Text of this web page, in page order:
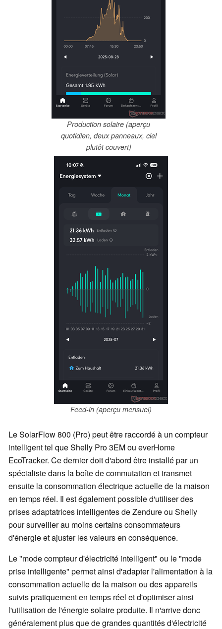
Production solaire (aperçu
quotidien, deux panneaux, ciel
plutôt couvert)
Feed-in (aperçu mensuel)
Le SolarFlow 800 (Pro) peut être raccordé à un compteur
intelligent tel que Shelly Pro 3EM ou everHome
EcoTracker. Ce dernier doit d'abord être installé par un
spécialiste dans la boîte de commutation et transmet
ensuite la consommation électrique actuelle de la maison
en temps réel. Il est également possible d'utiliser des
prises adaptatrices intelligentes de Zendure ou Shelly
pour surveiller au moins certains consommateurs
d'énergie et ajuster les valeurs en conséquence.
Le "mode compteur d'électricité intelligent" ou le "mode
prise intelligente" permet ainsi d'adapter l'alimentation à la
consommation actuelle de la maison ou des appareils
suivis pratiquement en temps réel et d'optimiser ainsi
l'utilisation de l'énergie solaire produite. Il n'arrive donc
généralement plus que de grandes quantités d'électricité